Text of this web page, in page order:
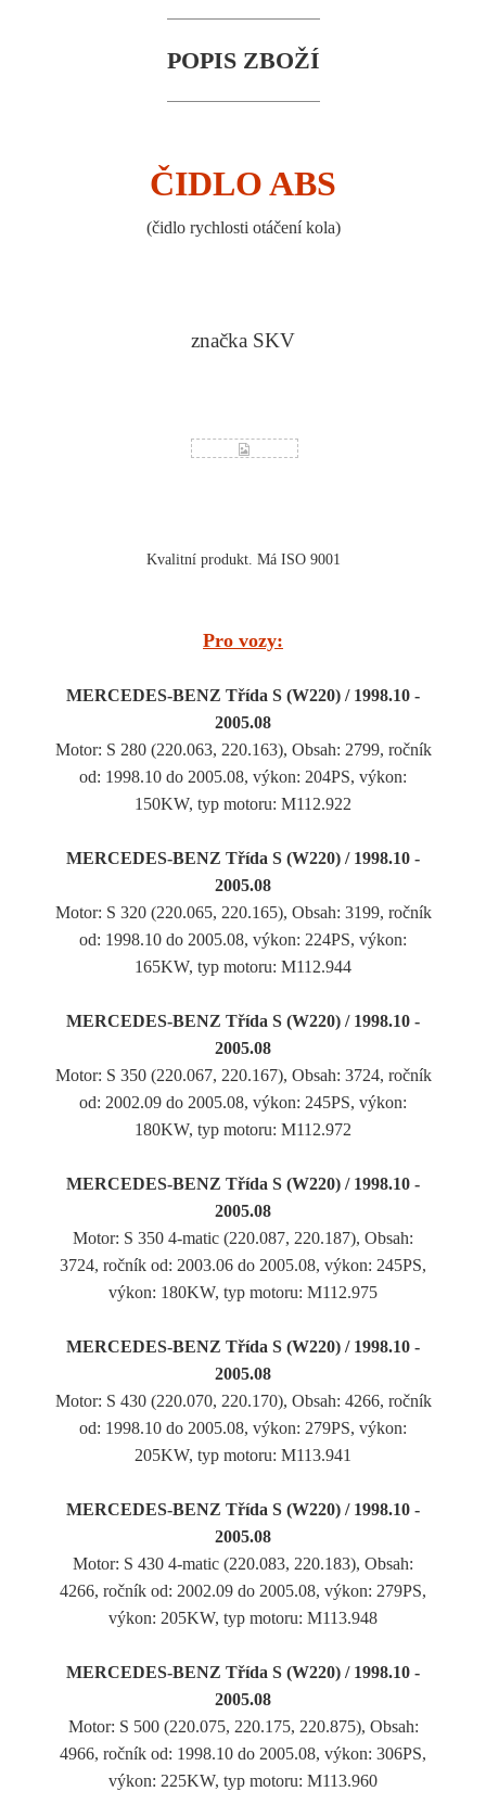
POPIS ZBOŽÍ
ČIDLO ABS
(čidlo rychlosti otáčení kola)
značka SKV
Kvalitní produkt. Má ISO 9001
Pro vozy:
MERCEDES-BENZ Třída S (W220) / 1998.10 -
2005.08
Motor: S 280 (220.063, 220.163), Obsah: 2799, ročník
od: 1998.10 do 2005.08, výkon: 204PS, výkon:
150KW, typ motoru: M112.922
MERCEDES-BENZ Třída S (W220) / 1998.10 -
2005.08
Motor: S 320 (220.065, 220.165), Obsah: 3199, ročník
od: 1998.10 do 2005.08, výkon: 224PS, výkon:
165KW, typ motoru: M112.944
MERCEDES-BENZ Třída S (W220) / 1998.10 -
2005.08
Motor: S 350 (220.067, 220.167), Obsah: 3724, ročník
od: 2002.09 do 2005.08, výkon: 245PS, výkon:
180KW, typ motoru: M112.972
MERCEDES-BENZ Třída S (W220) / 1998.10 -
2005.08
Motor: S 350 4-matic (220.087, 220.187), Obsah:
3724, ročník od: 2003.06 do 2005.08, výkon: 245PS,
výkon: 180KW, typ motoru: M112.975
MERCEDES-BENZ Třída S (W220) / 1998.10 -
2005.08
Motor: S 430 (220.070, 220.170), Obsah: 4266, ročník
od: 1998.10 do 2005.08, výkon: 279PS, výkon:
205KW, typ motoru: M113.941
MERCEDES-BENZ Třída S (W220) / 1998.10 -
2005.08
Motor: S 430 4-matic (220.083, 220.183), Obsah:
4266, ročník od: 2002.09 do 2005.08, výkon: 279PS,
výkon: 205KW, typ motoru: M113.948
MERCEDES-BENZ Třída S (W220) / 1998.10 -
2005.08
Motor: S 500 (220.075, 220.175, 220.875), Obsah:
4966, ročník od: 1998.10 do 2005.08, výkon: 306PS,
výkon: 225KW, typ motoru: M113.960